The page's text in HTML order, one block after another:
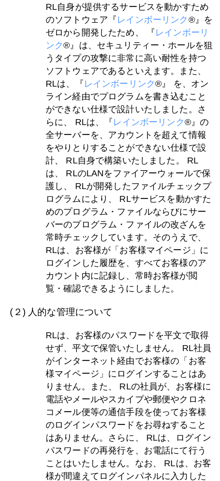
RL自身が提供するサービスを動かすため
のソフトウェア『 レインボーリンク ®』を
ゼロから開発したため、 『 レインボーリ
ンク®』は、セキュリティー・ホールを狙
うタイプの攻撃に非常に高い耐性を持つ
ソフトウェアであるといえます。また、
RLは、『 レインボーリンク®』 を、オン
ライン経由でプログラムを書き込むこと
ができない仕様で設計いたしました。さ
らに、 RLは、『 レインボーリンク®』の
全サーバーを、アカウントを超えて情報
をやりとりすることができない仕様で設
計、 RL自身で構築いたしました。 RL
は、 RLのLANをファイアーウォールで保
護し、 RLが開発したファイルチェックプ
ログラムにより、 RLサービスを動かすた
めのプログラム・ファイルならびにサー
バーのプログラム・ファイルの改ざんを
常時チェックしています。そのうえで、
RLは、お客様が「お客様マイページ」に
ログインした履歴を、すべてお客様のア
カウント内に記録し、常時お客様が閲
覧・確認できるようにしました。
(２) 人的な管理について
RLは、お客様のパスワードを平文で取得
せず、平文で保管いたしません。 RL社員
がインターネット経由でお客様の「お客
様マイページ」にログインすることはあ
りません。また、 RLの社員が、お客様に
電話やメールやスカイプや郵便やクロネ
コメール便等の通信手段を使ってお客様
のログインパスワードをお尋ねすること
はありません。さらに、 RLは、ログイン
パスワードの再発行を、お電話にて行う
ことはいたしません。なお、 RLは、お客
様が間違えてログインパネルに入力した